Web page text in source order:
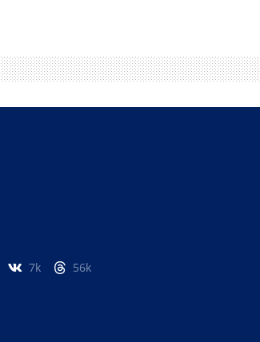
7k 56k